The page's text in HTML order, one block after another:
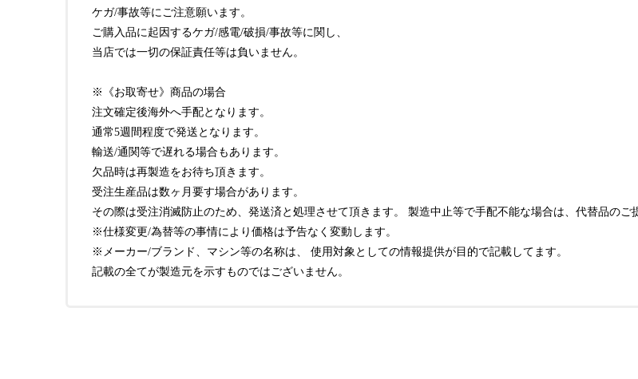
ケガ/事故等にご注意願います。
ご購入品に起因するケガ/感電/破損/事故等に関し、
当店では一切の保証責任等は負いません。
※《お取寄せ》商品の場合
注文確定後海外へ手配となります。
通常5週間程度で発送となります。
輸送/通関等で遅れる場合もあります。
欠品時は再製造をお待ち頂きます。
受注生産品は数ヶ月要す場合があります。
その際は受注消滅防止のため、発送済と処理させて頂きます。 製造中止等で手配不能な場合は、代替品のご
※仕様変更/為替等の事情により価格は予告なく変動します。
※メーカー/ブランド、マシン等の名称は、 使用対象としての情報提供が目的で記載してます。
記載の全てが製造元を示すものではございません。